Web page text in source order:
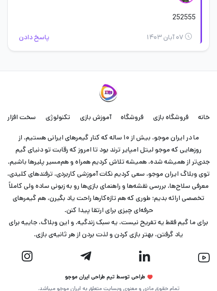
252555
۰۷ آبان ۱۴۰۳ پاسخ دادن
خانه فروشگاه بازی فروشگاه آموزش بازی تکنولوژی سخت افزار
ما در ایران موجو، بیش از ۱۰ ساله که کنار گیمرهای ایرانی هستیم. از
روزهایی که موجو لیتل امپایر ترند بود تا امروز که رقابت تو دنیای گیم
جدی‌تر از همیشه شده، همیشه تلاش کردیم همراه و هم‌مسیر پلیرها باشیم.
توی وبلاگ ایران موجو، سعی کردیم نکات آموزشی کاربردی، ترفندهای کلیدی،
معرفی سلاح‌ها، بررسی نقشه‌ها و راهنمای بازی‌ها رو به زبونی ساده ولی کاملاً
تخصصی ارائه بدیم؛ طوری که هم تازه‌کارها راحت یاد بگیرن، هم گیمرهای
حرفه‌ای چیزی برای ارتقا پیدا کنن.
برای ما گیم فقط یه تفریح نیست، یه سبک زندگیه. و این وبلاگ، جاییه برای
یاد گرفتن، بهتر بازی کردن و لذت بردن از هر ثانیه‌ی بازی.
طراحی توسط تیم طراحی ایران موجو
تمام حقوق مادی و معنوی وبسایت متعلق به ایران موجو میباشد.